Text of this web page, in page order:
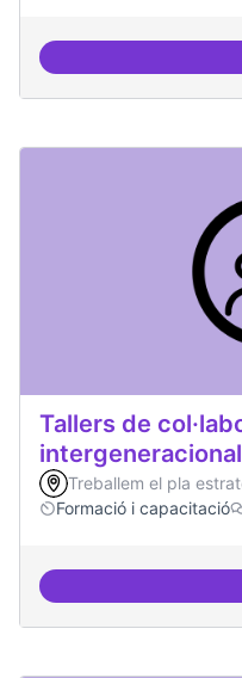
Tallers de
Treballem el pla
Formació i capacitació